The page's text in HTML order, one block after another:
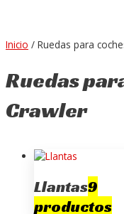
Inicio / Ruedas para
Ruedas
Crawler
Llantas9
productos